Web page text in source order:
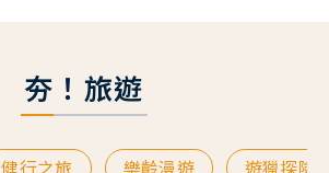
夯！旅遊